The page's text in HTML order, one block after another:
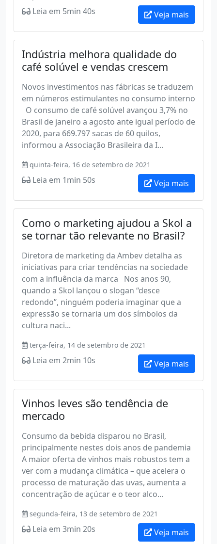
Leia em 5min 40s Veja mais
Indústria melhora qualidade do
café solúvel e vendas crescem
Novos investimentos nas fábricas se traduzem
em números estimulantes no consumo interno
O consumo de café solúvel avançou 3,7% no
Brasil de janeiro a agosto ante igual período de
2020, para 669.797 sacas de 60 quilos,
informou a Associação Brasileira da I...
quinta-feira, 16 de setembro de 2021
Leia em 1min 50s Veja mais
Como o marketing ajudou a Skol a
se tornar tão relevante no Brasil?
Diretora de marketing da Ambev detalha as
iniciativas para criar tendências na sociedade
com a influência da marca Nos anos 90,
quando a Skol lançou o slogan “desce
redondo”, ninguém poderia imaginar que a
expressão se tornaria um dos símbolos da
cultura naci...
terça-feira, 14 de setembro de 2021
Leia em 2min 10s Veja mais
Vinhos leves são tendência de
mercado
Consumo da bebida disparou no Brasil,
principalmente nestes dois anos de pandemia
A maior oferta de vinhos mais robustos tem a
ver com a mudança climática – que acelera o
processo de maturação das uvas, aumenta a
concentração de açúcar e o teor alco...
segunda-feira, 13 de setembro de 2021
Leia em 3min 20s Veja mais